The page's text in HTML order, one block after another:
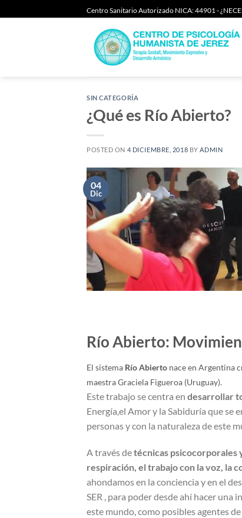
al
Centro Sanitario Autorizado NICA: 44901 -
SIN CATEGORÍA
¿Qué es Río Abierto?
POSTED ON 4 DICIEMBRE, 2018 BY ADMIN
04
Dic
Río Abierto:
El sistema Río Abierto nace en Argentina
maestra Graciela Figueroa (Uruguay).
Este trabajo se centra en desarrollar
Energía,el Amor y la Sabiduría que se
personas y con la naturaleza de este
A través detécnicas psicocorporales
respiración, el trabajo con la voz, la
ahondamos en la conciencia y en el
SER , para poder desde ahí hacer una
este mundo, como posibles agentes